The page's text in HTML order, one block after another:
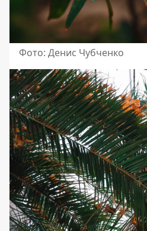
Фото: Денис Чубченко